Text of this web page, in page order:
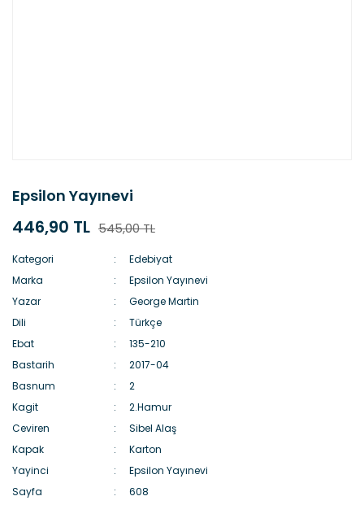
Epsilon Yayınevi
446,90 TL 545,00 TL
Kategori
Edebiyat
Marka
Epsilon Yayınevi
Yazar
George Martin
Dili
Türkçe
Ebat
135-210
Bastarih
2017-04
Basnum
2
Kagit
2.Hamur
Ceviren
Sibel Alaş
Kapak
Karton
Yayinci
Epsilon Yayınevi
Sayfa
608